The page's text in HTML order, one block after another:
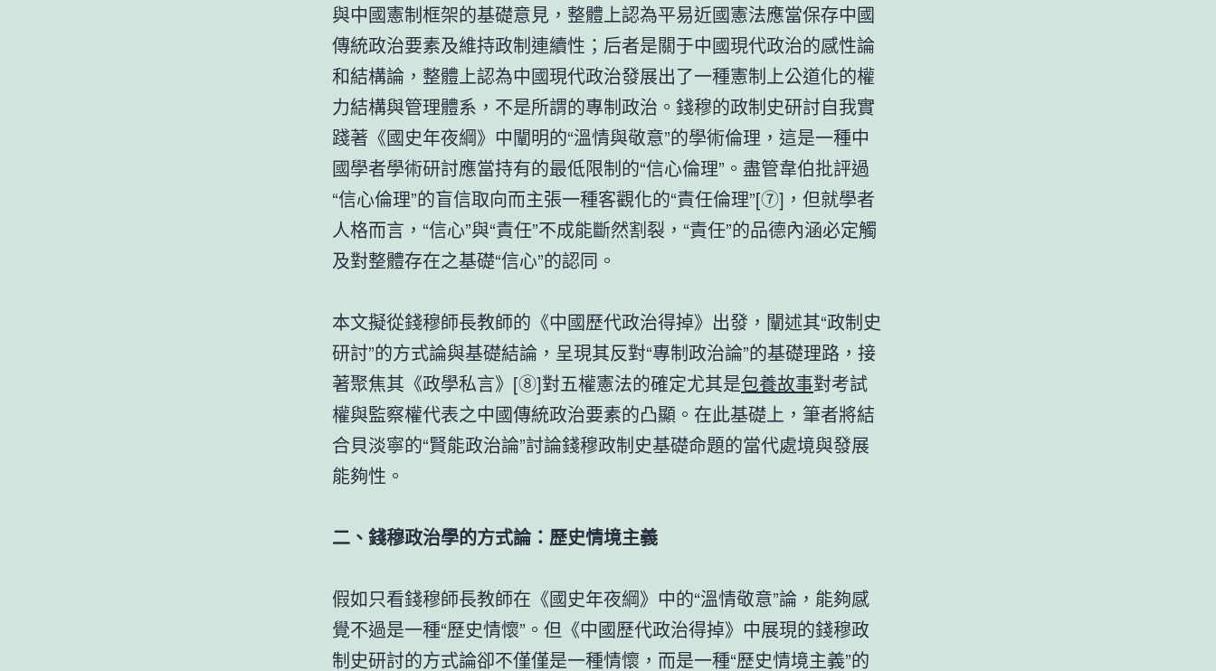
與中國憲制框架的基礎意見，整體上認為平易近國憲法應當保存中國
傳統政治要素及維持政制連續性；后者是關于中國現代政治的感性論
和結構論，整體上認為中國現代政治發展出了一種憲制上公道化的權
力結構與管理體系，不是所謂的專制政治。錢穆的政制史研討自我實
踐著《國史年夜綱》中闡明的“溫情與敬意”的學術倫理，這是一種中
國學者學術研討應當持有的最低限制的“信心倫理”。盡管韋伯批評過
“信心倫理”的盲信取向而主張一種客觀化的“責任倫理”[⑦]，但就學者
人格而言，“信心”與“責任”不成能斷然割裂，“責任”的品德內涵必定觸
及對整體存在之基礎“信心”的認同。
本文擬從錢穆師長教師的《中國歷代政治得掉》出發，闡述其“政制史
研討”的方式論與基礎結論，呈現其反對“專制政治論”的基礎理路，接
著聚焦其《政學私言》[⑧]對五權憲法的確定尤其是包養故事對考試
權與監察權代表之中國傳統政治要素的凸顯。在此基礎上，筆者將結
合貝淡寧的“賢能政治論”討論錢穆政制史基礎命題的當代處境與發展
能夠性。
二、錢穆政治學的方式論：歷史情境主義
假如只看錢穆師長教師在《國史年夜綱》中的“溫情敬意”論，能夠感
覺不過是一種“歷史情懷”。但《中國歷代政治得掉》中展現的錢穆政
制史研討的方式論卻不僅僅是一種情懷，而是一種“歷史情境主義”的